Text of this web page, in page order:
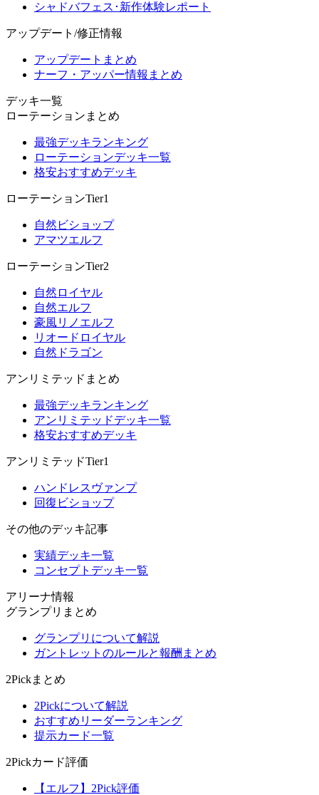
シャドバフェス･新作体験レポート
アップデート/修正情報
アップデートまとめ
ナーフ・アッパー情報まとめ
デッキ一覧
ローテーションまとめ
最強デッキランキング
ローテーションデッキ一覧
格安おすすめデッキ
ローテーションTier1
自然ビショップ
アマツエルフ
ローテーションTier2
自然ロイヤル
自然エルフ
豪風リノエルフ
リオードロイヤル
自然ドラゴン
アンリミテッドまとめ
最強デッキランキング
アンリミテッドデッキ一覧
格安おすすめデッキ
アンリミテッドTier1
ハンドレスヴァンプ
回復ビショップ
その他のデッキ記事
実績デッキ一覧
コンセプトデッキ一覧
アリーナ情報
グランプリまとめ
グランプリについて解説
ガントレットのルールと報酬まとめ
2Pickまとめ
2Pickについて解説
おすすめリーダーランキング
提示カード一覧
2Pickカード評価
【エルフ】2Pick評価